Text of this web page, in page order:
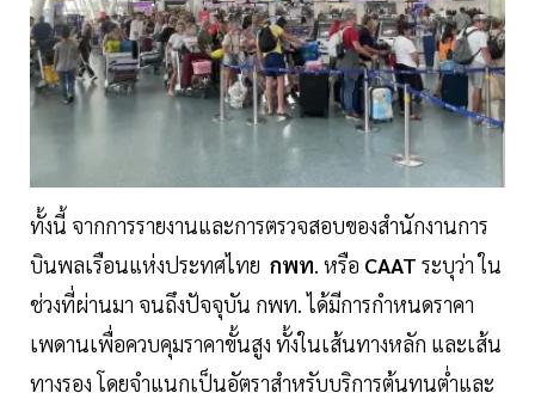
ทั้งนี้ จากการรายงานและการตรวจสอบของสำนักงานการ
บินพลเรือนแห่งประทศไทย กพท . หรือ CAAT ระบุว่า ใน
ช่วงที่ผ่านมา จนถึงปัจจุบัน กพท. ได้มีการกำหนดราคา
เพดานเพื่อควบคุมราคาขั้นสูง ทั้งในเส้นทางหลัก และเส้น
ทางรอง โดยจำแนกเป็นอัตราสำหรับบริการต้นทุนต่ำและ